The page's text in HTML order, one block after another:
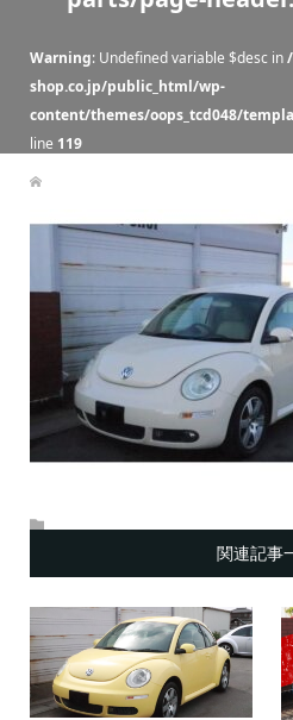
Warning: Undefined variable $desc in
shop.co.jp/public_html/wp-
content/themes/oops_tcd048/
line 119
関連記事